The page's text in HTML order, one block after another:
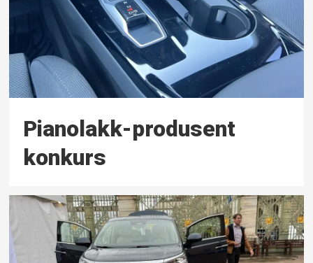
Pianolakk-produsent
konkurs